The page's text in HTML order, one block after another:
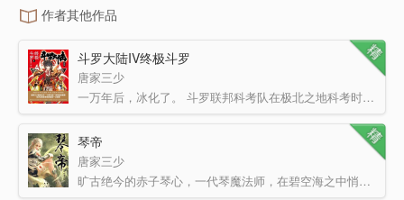
作者其他作品
斗罗大陆IV终极斗罗
唐家三少
一万年后，冰化了。 斗罗联邦科考队在极北之地科考时发现了一个有着金银双色花纹的蛋，用仪器探察之后…
琴帝
唐家三少
旷古绝今的赤子琴心，一代琴魔法师，在碧空海之中悄然诞生。这将是一个单纯的少年，逐渐成为琴中帝王的故事…